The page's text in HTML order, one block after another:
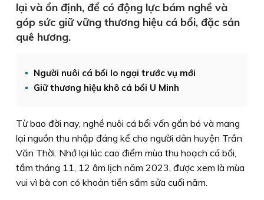
lại và ổn định, để có động lực bám nghề và
góp sức giữ vững thương hiệu cá bổi, đặc sản
quê hương.
Người nuôi cá bổi lo ngại trước vụ mới
Giữ thương hiệu khô cá bổi U Minh
Từ bao đời nay, nghề nuôi cá bổi vốn gắn bó và mang
lại nguồn thu nhập đáng kể cho người dân huyện Trần
Văn Thời. Nhớ lại lúc cao điểm mùa thu hoạch cá bổi,
tầm tháng 11, 12 âm lịch năm 2023, được xem là mùa
vui vì bà con có khoản tiền sắm sửa cuối năm.